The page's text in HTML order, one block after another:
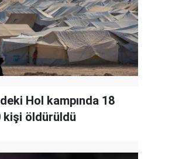
Hol kampında 18
kişi öldürüldü